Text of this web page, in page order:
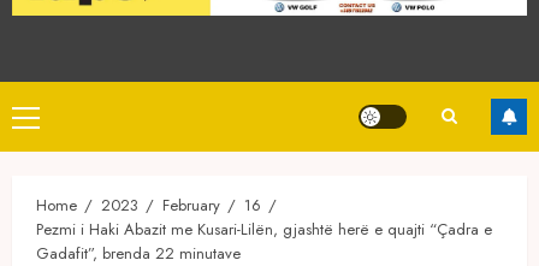
Primary
Menu
Home 2023 February
16
Pezmi i Haki Abazit me Kusari-Lilën, gjashtë herë e quajti “Çadra e
Gadafit”, brenda 22 minutave